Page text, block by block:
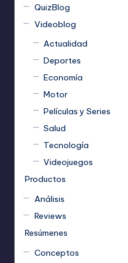
QuizBlog
Videoblog
Actualidad
Deportes
Economía
Motor
Películas y Series
Salud
Tecnología
Videojuegos
Productos
Análisis
Reviews
Resúmenes
Conceptos